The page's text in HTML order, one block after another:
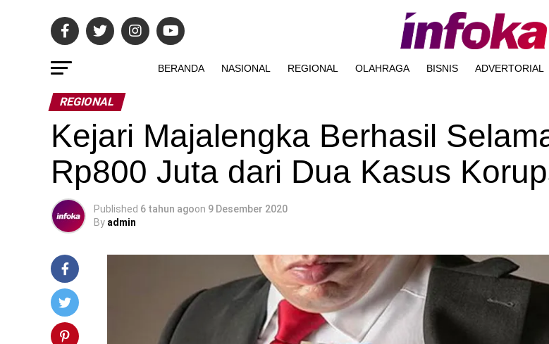
BERANDA NASIONAL REGIONAL OLAHRAGA BISNIS ADVERTORIAL
REGIONAL
Kejari Majalengka Berhasil
Rp800 Juta dari Dua Kasus
Published 6 tahun agoon 9 Desember 2020
By admin